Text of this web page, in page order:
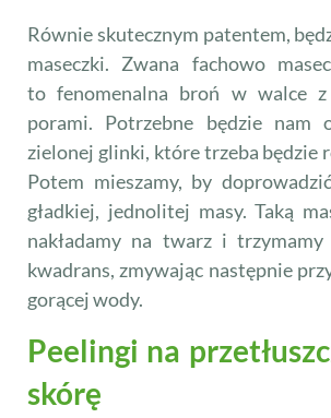
Równie skutecznym patentem,
maseczki. Zwana fachowo
to fenomenalna broń w walce z
porami. Potrzebne będzie nam
zielonej glinki, które trzeba będzie
Potem mieszamy, by
gładkiej, jednolitej masy. Taką
nakładamy na twarz i
kwadrans, zmywając następnie
gorącej wody.
Peelingi na
skórę